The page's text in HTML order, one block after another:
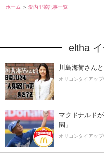
ホーム 愛内里菜記事一覧
eltha
川島海荷さん
オリコンタイアップ
マクドナルド
園」
オリコンタイアップ